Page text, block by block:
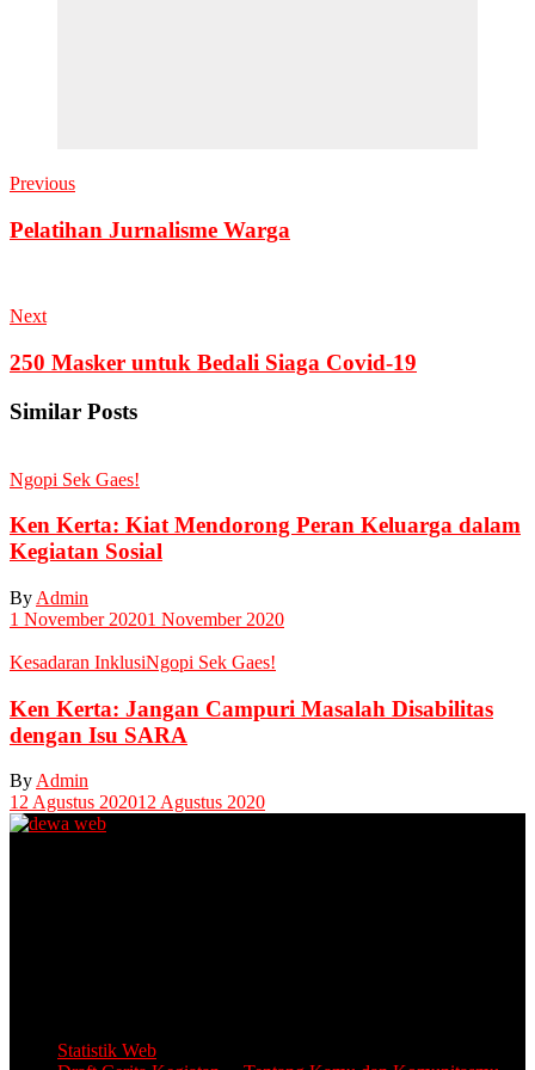
Previous
Pelatihan Jurnalisme Warga
Next
250 Masker untuk Bedali Siaga Covid-19
Similar Posts
Ngopi Sek Gaes!
Ken Kerta: Kiat Mendorong Peran Keluarga dalam
Kegiatan Sosial
By Admin
1 November 20201 November 2020
Kesadaran InklusiNgopi Sek Gaes!
Ken Kerta: Jangan Campuri Masalah Disabilitas
dengan Isu SARA
ByAdmin
12 Agustus 202012 Agustus 2020
Statistik Web